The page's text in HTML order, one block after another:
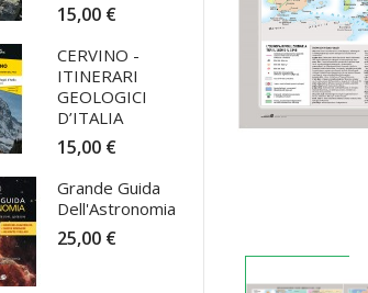
15,00 €
CERVINO -
ITINERARI
GEOLOGICI
D’ITALIA
15,00 €
Grande Guida
Dell'Astronomia
25,00 €